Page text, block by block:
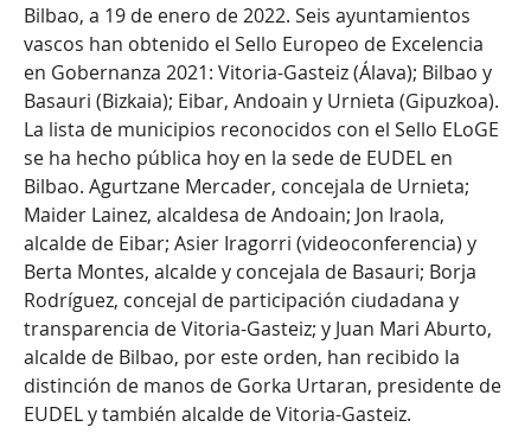
Bilbao, a 19 de enero de 2022. Seis ayuntamientos
vascos han obtenido el Sello Europeo de Excelencia
en Gobernanza 2021: Vitoria-Gasteiz (Álava); Bilbao y
Basauri (Bizkaia); Eibar, Andoain y Urnieta (Gipuzkoa).
La lista de municipios reconocidos con el Sello ELoGE
se ha hecho pública hoy en la sede de EUDEL en
Bilbao. Agurtzane Mercader, concejala de Urnieta;
Maider Lainez, alcaldesa de Andoain; Jon Iraola,
alcalde de Eibar; Asier Iragorri (videoconferencia) y
Berta Montes, alcalde y concejala de Basauri; Borja
Rodríguez, concejal de participación ciudadana y
transparencia de Vitoria-Gasteiz; y Juan Mari Aburto,
alcalde de Bilbao, por este orden, han recibido la
distinción de manos de Gorka Urtaran, presidente de
EUDEL y también alcalde de Vitoria-Gasteiz.